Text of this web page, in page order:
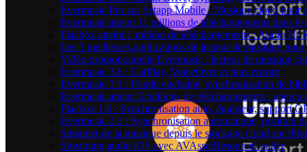
Evermusic Pro sur Setapp Mobile : Musique cloud pour
Evermusic atteint 11 millions de téléchargements dans le
Flacbox atteint 1 million de téléchargements : Audio Hi-
Les 5 meilleures applications de lecteur de musique
Vidéo promotionnelle Evermusic : lecteur de musique
Evermusic 3.6 : CarPlay, VoiceOver et plus encore
Evermusic 3.1 : Fondu enchaîné, synchronisation de
Evermusic atteint 3 millions de téléchargements : aperçu
Flacbox 1.6 : Synchronisation auto, égaliseur, support
Evermusic 2.3 : Synchronisation automatique, position
Streamer de la musique depuis le stockage cloud sur
Streaming audio iOS avec AVAssetResourceLoader